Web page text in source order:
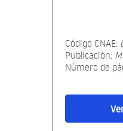
Código CNAE:
Publicación:
Número de